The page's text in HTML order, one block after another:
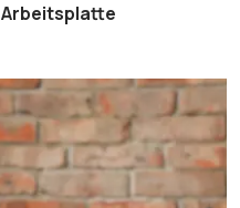
Arbeitsplatte